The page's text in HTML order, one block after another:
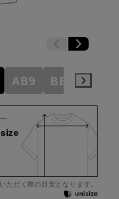
AB9 BE3
ただく際の目安となります。